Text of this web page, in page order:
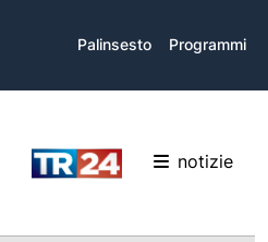
Palinsesto Programmi
notizie